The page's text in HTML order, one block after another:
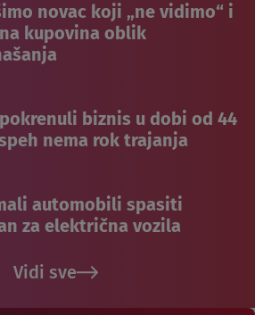
novac koji „ne vidimo“ i
kupovina oblik
biznis u dobi od 44
nema rok trajanja
automobili spasiti
za električna vozila
Vidi sve